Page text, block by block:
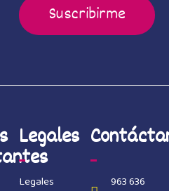
Suscribirme
Legales
Legales
963 636